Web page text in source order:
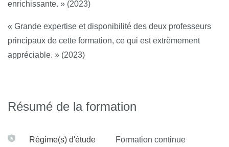
enrichissante. » (2023)
« Grande expertise et disponibilité des deux professeurs
principaux de cette formation, ce qui est extrêmement
appréciable. » (2023)
Résumé de la formation
Régime(s) d'étude Formation continue